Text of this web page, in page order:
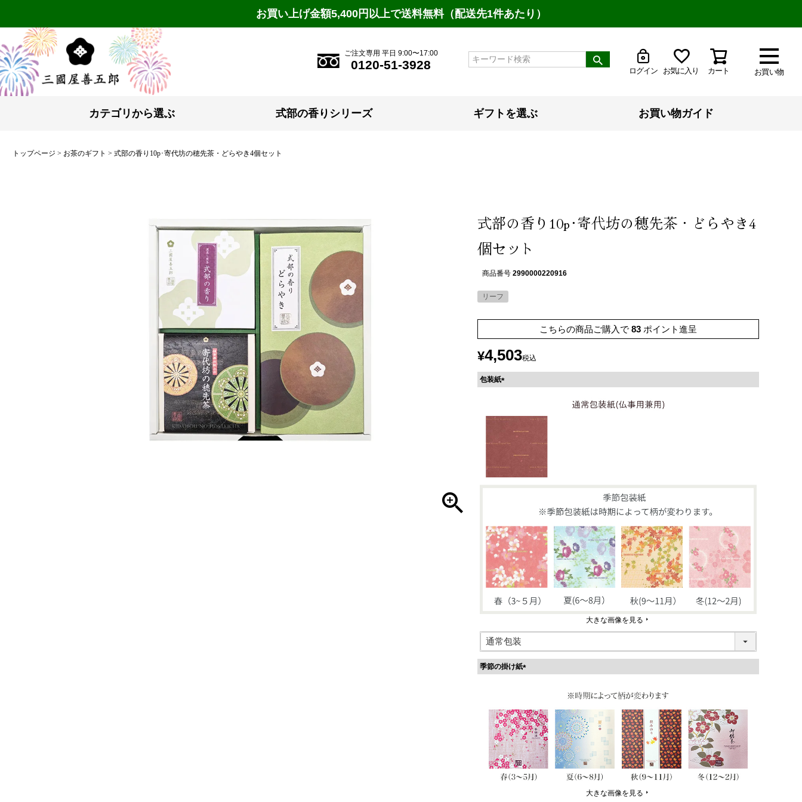
お買い上げ金額5,400円以上で送料無料（配送先1件あたり）
お買い物
ご注文専用 平日 9:00〜17:00
0120-51-3928 ログイン お気に入り カート
カテゴリから選ぶ 式部の香りシリーズ ギフトを選ぶ お買い物ガイド
トップページ お茶のギフト 式部の香り10p･寄代坊の穂先茶・どらやき4個セット
式部の香り10p･寄代坊の穂先茶・どらやき4
個セット
商品番号 2990000220916
リーフ
こちらの商品ご購入で 83 ポイント進呈
¥4,503税込
包装紙
須
大きな画像を見る
季節の掛け紙
)
大きな画像を見る